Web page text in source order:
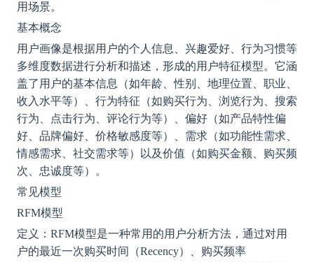
用场景。
基本概念
用户画像是根据用户的个人信息、兴趣爱好、行为习惯等
多维度数据进行分析和描述，形成的用户特征模型。它涵
盖了用户的基本信息（如年龄、性别、地理位置、职业、
收入水平等）、行为特征（如购买行为、浏览行为、搜索
行为、点击行为、评论行为等）、偏好（如产品特性偏
好、品牌偏好、价格敏感度等）、需求（如功能性需求、
情感需求、社交需求等）以及价值（如购买金额、购买频
次、忠诚度等）。
常见模型
RFM模型
定义： RFM模型是一种常用的用户分析方法，通过对用
户的最近一次购买时间（Recency）、购买频率